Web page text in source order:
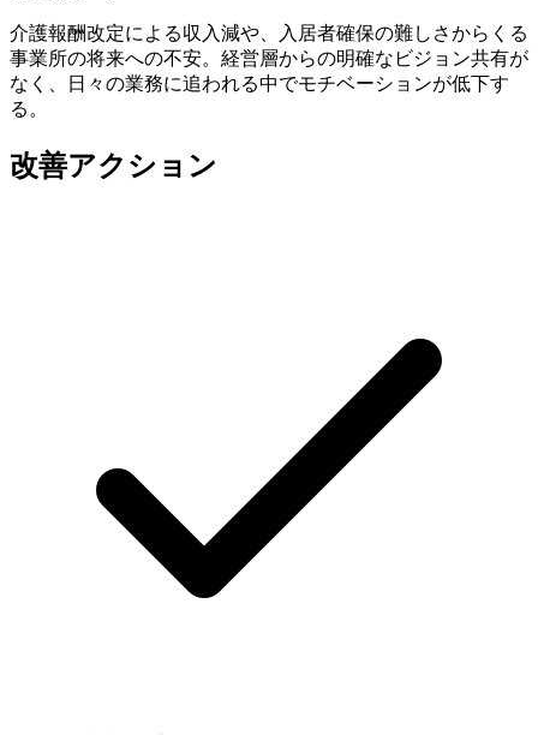
介護報酬改定による収入減や、入居者確保の難しさからくる
事業所の将来への不安。経営層からの明確なビジョン共有が
なく、日々の業務に追われる中でモチベーションが低下す
る。
改善アクション